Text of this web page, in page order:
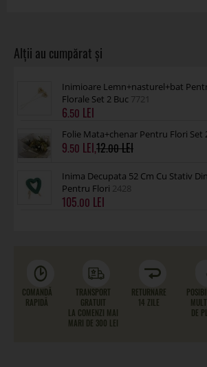
Inimioare Lemn+nasturel+bat
Florale Set 2 Buc 7721
6.50
Folie Mata+chenar Pentru Flori Set
9.50 ,12.00
Inima Decupata 52 Cm Cu Stativ
Pentru Flori 2428
105.00
COMANDĂ
RAPIDĂ
TRANSPORT
GRATUIT
LA COMENZI MAI
MARI DE 300 LEI
RETURNARE
14 ZILE
DE